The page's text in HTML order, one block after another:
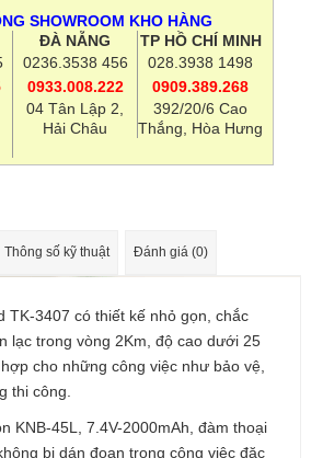
SHOWROOM KHO HÀNG
ĐÀ NẴNG
0236.3538 456
0933.008.222
04 Tân Lập 2,
Hải Châu
TP HỒ CHÍ MINH
028.3938 1498
0909.389.268
392/20/6 Cao
Thắng, Hòa Hưng
Thông số kỹ thuật Đánh giá (0)
TK-3407 có thiết kế nhỏ gọn, chắc
lạc trong vòng 2Km, độ cao dưới 25
cho những công việc như bảo vệ,
thi công.
KNB-45L, 7.4V-2000mAh, đàm thoại
bị dán đoạn trong công việc đặc